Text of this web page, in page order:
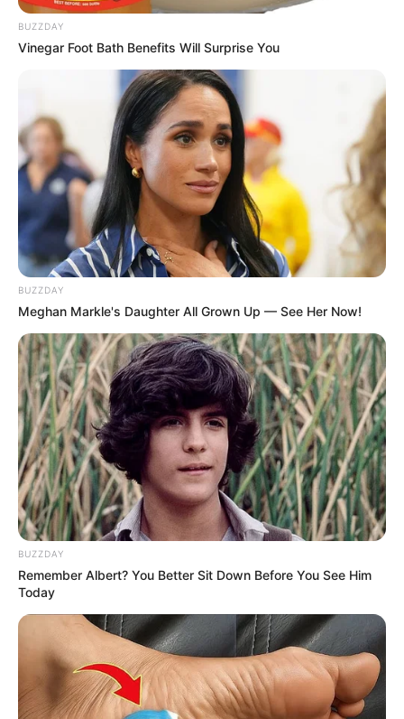
BUZZDAY
Vinegar Foot Bath Benefits Will Surprise You
BUZZDAY
Meghan Markle's Daughter All Grown Up — See Her Now!
BUZZDAY
Remember Albert? You Better Sit Down Before You See Him
Today